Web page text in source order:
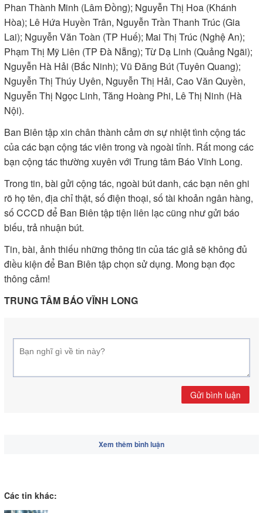
Phan Thành Minh (Lâm Đồng); Nguyễn Thị Hoa (Khánh
Hòa); Lê Hứa Huyền Trân, Nguyễn Trần Thanh Trúc (Gia
Lai); Nguyễn Văn Toàn (TP Huế); Mai Thị Trúc (Nghệ An);
Phạm Thị Mỹ Liên (TP Đà Nẵng); Từ Dạ Linh (Quảng Ngãi);
Nguyễn Hà Hải (Bắc Ninh); Vũ Đăng Bút (Tuyên Quang);
Nguyễn Thị Thúy Uyên, Nguyễn Thị Hải, Cao Văn Quyền,
Nguyễn Thị Ngọc Linh, Tăng Hoàng Phi, Lê Thị Ninh (Hà
Nội).
Ban Biên tập xin chân thành cảm ơn sự nhiệt tình cộng tác
của các bạn cộng tác viên trong và ngoài tỉnh. Rất mong các
bạn cộng tác thường xuyên với Trung tâm Báo Vĩnh Long.
Trong tin, bài gửi cộng tác, ngoài bút danh, các bạn nên ghi
rõ họ tên, địa chỉ thật, số điện thoại, số tài khoản ngân hàng,
số CCCD để Ban Biên tập tiện liên lạc cũng như gửi báo
biếu, trả nhuận bút.
Tin, bài, ảnh thiếu những thông tin của tác giả sẽ không đủ
điều kiện để Ban Biên tập chọn sử dụng. Mong bạn đọc
thông cảm!
TRUNG TÂM BÁO VĨNH LONG
Gửi bình luận
Xem thêm bình luận
Các tin khác: